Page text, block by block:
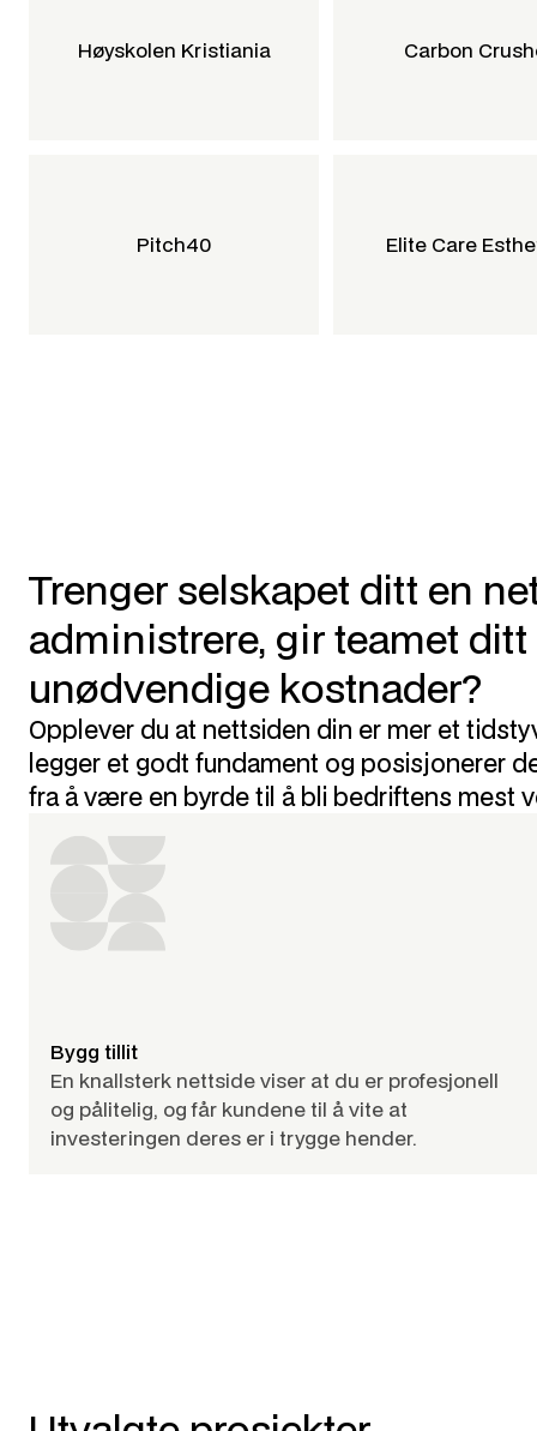
Høyskolen Kristiania Carbon
Pitch40 Elite Care
Trenger selskapet ditt en
administrere, gir teamet
unødvendige kostnader?
Opplever du at nettsiden din er mer et
legger et godt fundament og posisjonerer
fra å være en byrde til å bli bedriftens mest
Bygg tillit
En knallsterk nettside viser at du er profesjonell
og pålitelig, og får kundene til å vite at
investeringen deres er i trygge hender.